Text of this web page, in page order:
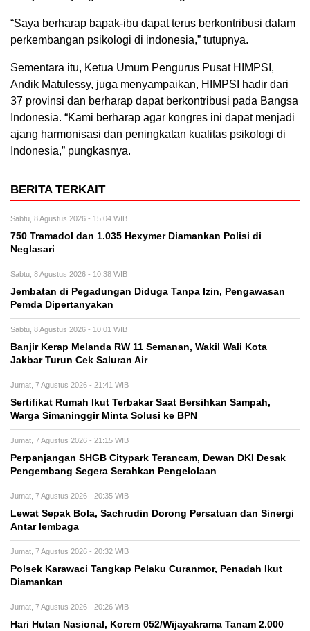
“Saya berharap bapak-ibu dapat terus berkontribusi dalam
perkembangan psikologi di indonesia,” tutupnya.
Sementara itu, Ketua Umum Pengurus Pusat HIMPSI,
Andik Matulessy, juga menyampaikan, HIMPSI hadir dari
37 provinsi dan berharap dapat berkontribusi pada Bangsa
Indonesia. “Kami berharap agar kongres ini dapat menjadi
ajang harmonisasi dan peningkatan kualitas psikologi di
Indonesia,” pungkasnya.
BERITA TERKAIT
Sabtu, 8 Agustus 2026 - 15:04 WIB
750 Tramadol dan 1.035 Hexymer Diamankan Polisi di
Neglasari
Sabtu, 8 Agustus 2026 - 10:38 WIB
Jembatan di Pegadungan Diduga Tanpa Izin, Pengawasan
Pemda Dipertanyakan
Sabtu, 8 Agustus 2026 - 10:01 WIB
Banjir Kerap Melanda RW 11 Semanan, Wakil Wali Kota
Jakbar Turun Cek Saluran Air
Jumat, 7 Agustus 2026 - 21:41 WIB
Sertifikat Rumah Ikut Terbakar Saat Bersihkan Sampah,
Warga Simaninggir Minta Solusi ke BPN
Jumat, 7 Agustus 2026 - 21:15 WIB
Perpanjangan SHGB Citypark Terancam, Dewan DKI Desak
Pengembang Segera Serahkan Pengelolaan
Jumat, 7 Agustus 2026 - 20:35 WIB
Lewat Sepak Bola, Sachrudin Dorong Persatuan dan Sinergi
Antar lembaga
Jumat, 7 Agustus 2026 - 20:32 WIB
Polsek Karawaci Tangkap Pelaku Curanmor, Penadah Ikut
Diamankan
Jumat, 7 Agustus 2026 - 20:26 WIB
Hari Hutan Nasional, Korem 052/Wijayakrama Tanam 2.000